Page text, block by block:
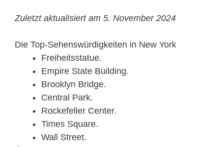
Zuletzt aktualisiert am 5. November 2024
Die Top-Sehenswürdigkeiten in New York
Freiheitsstatue.
Empire State Building.
Brooklyn Bridge.
Central Park.
Rockefeller Center.
Times Square.
Wall Street.